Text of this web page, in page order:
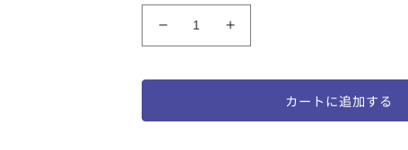
ピンク
moujonjon
ス
moujonjon
ス
カートに追加する